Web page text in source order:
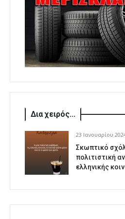
Δια χειρός...
23 Ιανουαρίου
Σκωπτικό
πολιτιστική
ελληνικής